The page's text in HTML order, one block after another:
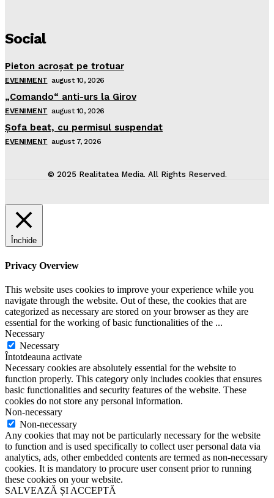
Social
Pieton acroşat pe trotuar
EVENIMENT august 10, 2026
„Comando“ anti-urs la Girov
EVENIMENT august 10, 2026
Şofa beat, cu permisul suspendat
EVENIMENT august 7, 2026
© 2025 Realitatea Media. All Rights Reserved.
Închide
Privacy Overview
This website uses cookies to improve your experience while you
navigate through the website. Out of these, the cookies that are
categorized as necessary are stored on your browser as they are
essential for the working of basic functionalities of the ...
Necessary
Necessary
Întotdeauna activate
Necessary cookies are absolutely essential for the website to
function properly. This category only includes cookies that ensures
basic functionalities and security features of the website. These
cookies do not store any personal information.
Non-necessary
Non-necessary
Any cookies that may not be particularly necessary for the website
to function and is used specifically to collect user personal data via
analytics, ads, other embedded contents are termed as non-necessary
cookies. It is mandatory to procure user consent prior to running
these cookies on your website.
SALVEAZĂ ȘI ACCEPTĂ